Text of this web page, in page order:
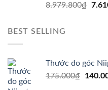
8.979.800₫ Giá
BEST SELLING
Thước đo góc
175.000₫
Giá